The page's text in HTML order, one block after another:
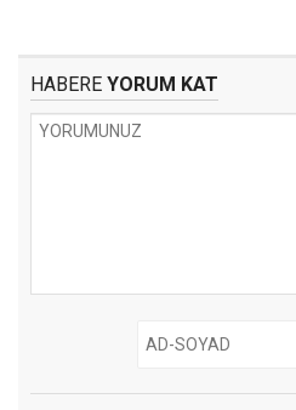
HABERE YORUM KAT